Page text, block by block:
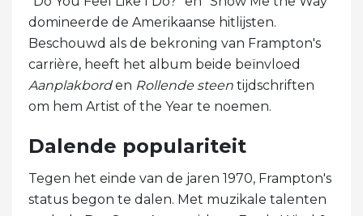
domineerde de Amerikaanse hitlijsten.
Beschouwd als de bekroning van Frampton's
carrière, heeft het album beide beïnvloed
Aanplakborden Rollende steen tijdschriften
om hem Artist of the Year te noemen.
Dalende populariteit
Tegen het einde van de jaren 1970, Frampton's
status begon te dalen. Met muzikale talenten